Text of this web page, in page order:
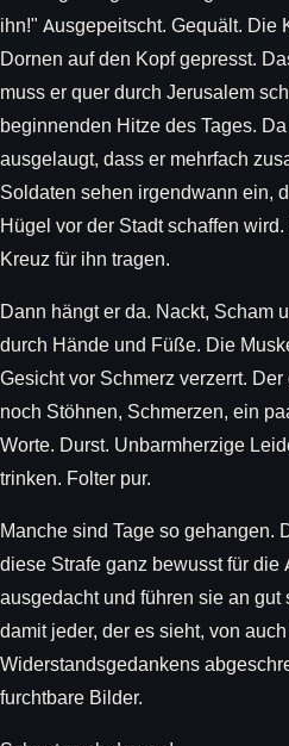
ihn!" Ausgepeitscht. Gequält. Die
Dornen auf den Kopf gepresst.
muss er quer durch Jerusalem
beginnenden Hitze des Tages.
ausgelaugt, dass er mehrfach
Soldaten sehen irgendwann ein,
Hügel vor der Stadt schaffen
Kreuz für ihn tragen.
Dann hängt er da. Nackt, Scham
durch Hände und Füße. Die
Gesicht vor Schmerz verzerrt.
noch Stöhnen, Schmerzen, ein
Worte. Durst. Unbarmherzige
trinken. Folter pur.
Manche sind Tage so gehangen.
diese Strafe ganz bewusst für die
ausgedacht und führen sie an
damit jeder, der es sieht, von
Widerstandsgedankens
furchtbare Bilder.